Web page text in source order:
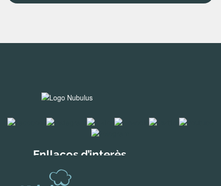
Enllaços d’interès
Solucions per a empreses